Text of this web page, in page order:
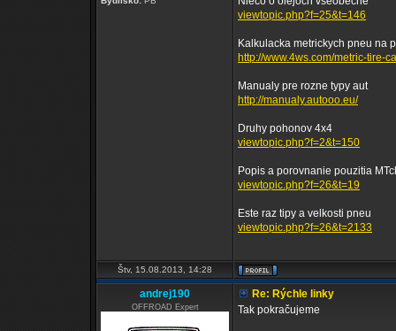
viewtopic.php?f=25&t=146
Kalkulacka metrickych pneu na
http://www.4ws.com/metric-tire-
Manualy pre rozne typy aut
http://manualy.autooo.eu/
Druhy pohonov 4x4
viewtopic.php?f=2&t=150
Popis a porovnanie pouzitia
viewtopic.php?f=26&t=19
Este raz tipy a velkosti pneu
viewtopic.php?f=26&t=2133
Štv, 15.08.2013, 14:28
andrej190
OFFROAD Expert
Re: Rýchle linky
Tak pokračujeme